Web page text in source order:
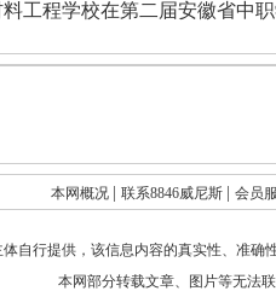
工程学校在第二届安徽省中
本网概况 联系8846威尼斯 会员
自行提供，该信息内容的真实性、准确
本网部分转载文章、图片等无法